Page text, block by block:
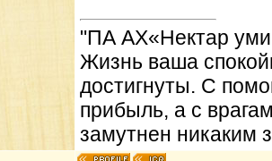
"ПА АХ«Нектар
Жизнь ваша
достигнуты. С
прибыль, а с
замутнен никаким